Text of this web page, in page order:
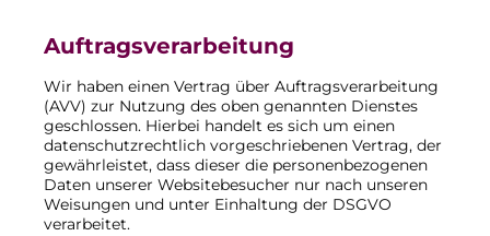
Auftragsverarbeitung
Wir haben einen Vertrag über Auftragsverarbeitung
(AVV) zur Nutzung des oben genannten Dienstes
geschlossen. Hierbei handelt es sich um einen
datenschutzrechtlich vorgeschriebenen Vertrag, der
gewährleistet, dass dieser die personenbezogenen
Daten unserer Websitebesucher nur nach unseren
Weisungen und unter Einhaltung der DSGVO
verarbeitet.